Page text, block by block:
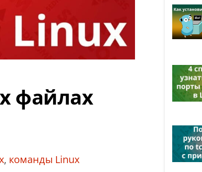
файлах
, команды Linux